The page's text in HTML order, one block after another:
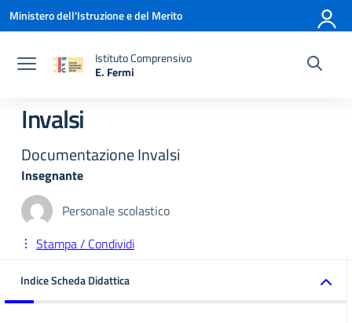
Vai ai contenuti
Vai al menu di navigazione
Vai al footer
Ministero dell'Istruzione e del Merito
Istituto Comprensivo
E. Fermi
Invalsi
Documentazione Invalsi
Insegnante
Personale scolastico
Stampa / Condividi
Indice Scheda Didattica